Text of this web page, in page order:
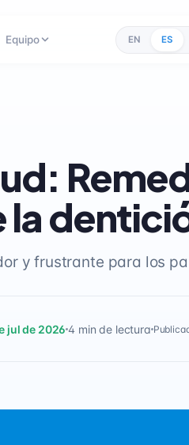
Equipo EN ES
la
y frustrante para los
jul de 20264 min de lectura